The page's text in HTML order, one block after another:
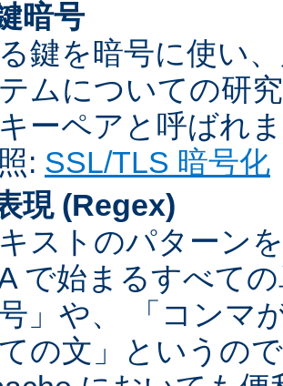
暗号
鍵を暗号に使い
ムについての研
ーペアと呼ばれ
: SSL/TLS 暗号化
現 (Regex)
ストのパターン
A で始まるすべて
」や、 「コンマ
の文」というの